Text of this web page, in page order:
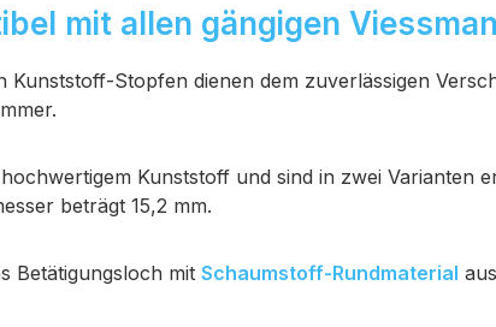
mit allen gängigen
Kunststoff-Stopfen dienen dem zuverlässigen
Kunststoff und sind in zwei
beträgt 15,2 mm.
Betätigungsloch mit Schaumstoff-Rundmaterial